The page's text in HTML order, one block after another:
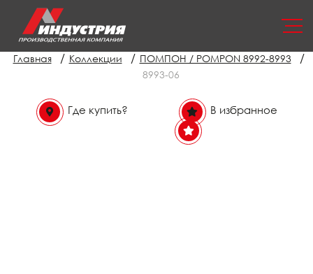
Главная / Коллекции / ПОМПОН / POMPON 8992-8993 /
8993-06
Где купить? В избранное